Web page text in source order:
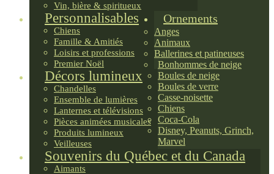
Vin, bière & spiritueux
Personnalisables
Chiens
Famille & Amitiés
Loisirs et professions
Premier Noël
Décors lumineux
Chandelles
Ensemble de lumières
Lanternes et télévisions
Pièces animées musicales
Produits lumineux
Veilleuses
Souvenirs du Québec et du Canada
Aimants
Ornements
Anges
Animaux
Ballerines et patineuses
Bonhommes de neige
Boules de neige
Boules de verre
Casse-noisette
Chiens
Coca-Cola
Disney, Peanuts, Grinch,
Marvel